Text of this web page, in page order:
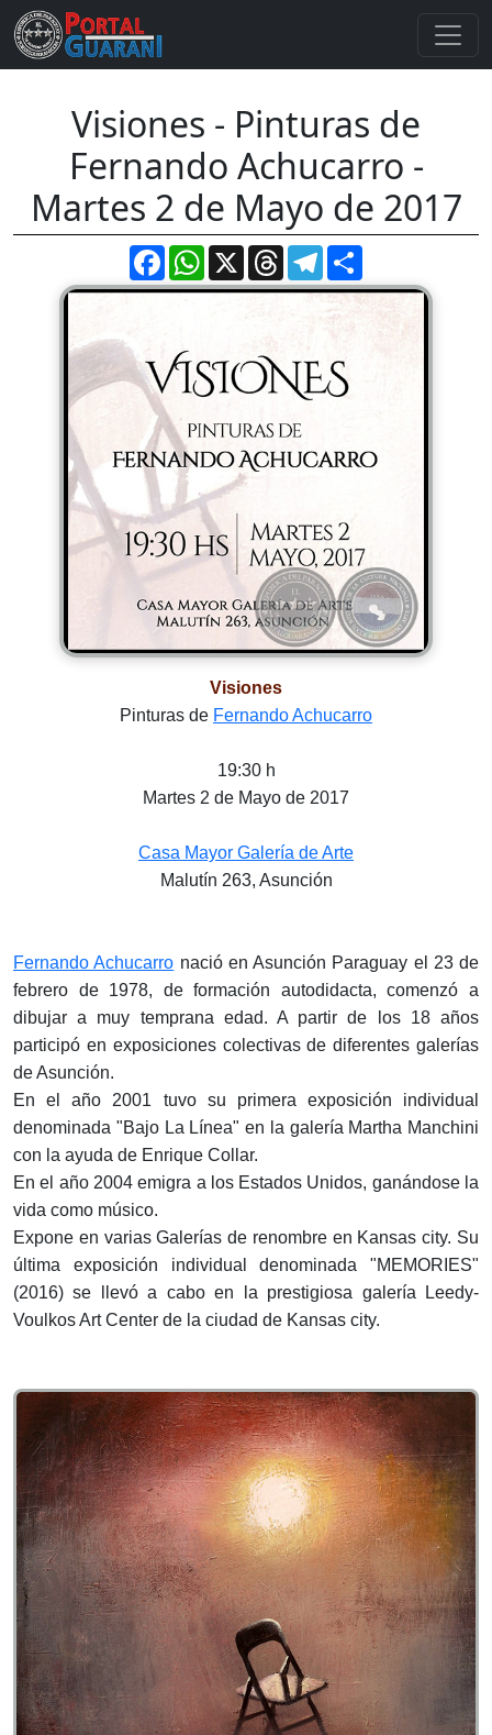
Visiones - Pinturas de
Fernando Achucarro -
Martes 2 de Mayo de 2017
FacebookWhatsApp
X ThreadsTelegram
Visiones
Pinturas de Fernando Achucarro
19:30 h
Martes 2 de Mayo de 2017
Casa Mayor Galería de Arte
Malutín 263, Asunción
Fernando Achucarro nació en Asunción Paraguay el 23 de
febrero de 1978, de formación autodidacta, comenzó a
dibujar a muy temprana edad. A partir de los 18 años
participó en exposiciones colectivas de diferentes galerías
de Asunción.
En el año 2001 tuvo su primera exposición individual
denominada "Bajo La Línea" en la galería Martha Manchini
con la ayuda de Enrique Collar.
En el año 2004 emigra a los Estados Unidos, ganándose la
vida como músico.
Expone en varias Galerías de renombre en Kansas city. Su
última exposición individual denominada "MEMORIES"
(2016) se llevó a cabo en la prestigiosa galería Leedy-
Voulkos Art Center de la ciudad de Kansas city.